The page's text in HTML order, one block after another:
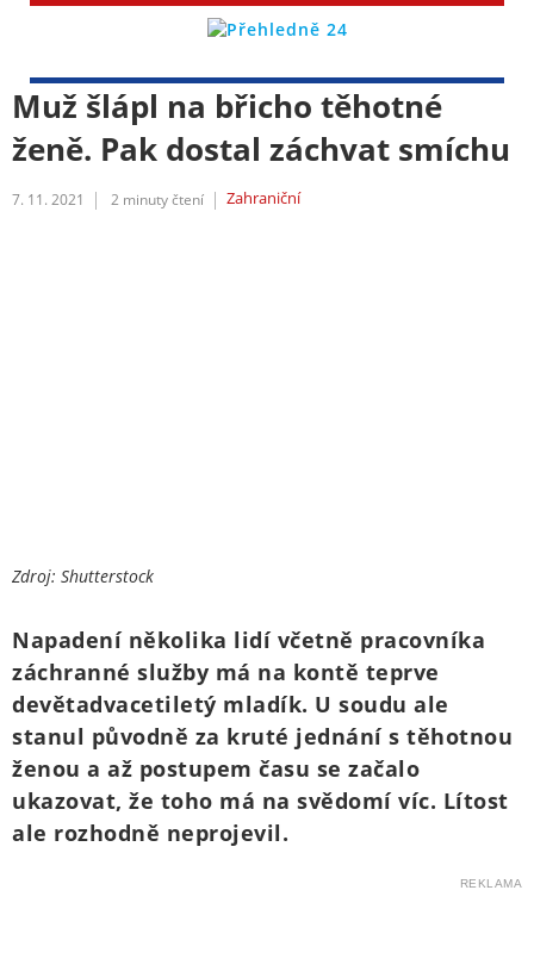
Muž šlápl na břicho těhotné
ženě. Pak dostal záchvat smíchu
7. 11. 2021 2 minuty čtení Zahraniční
Zdroj: Shutterstock
Napadení několika lidí včetně pracovníka
záchranné služby má na kontě teprve
devětadvacetiletý mladík. U soudu ale
stanul původně za kruté jednání s těhotnou
ženou a až postupem času se začalo
ukazovat, že toho má na svědomí víc. Lítost
ale rozhodně neprojevil.
REKLAMA